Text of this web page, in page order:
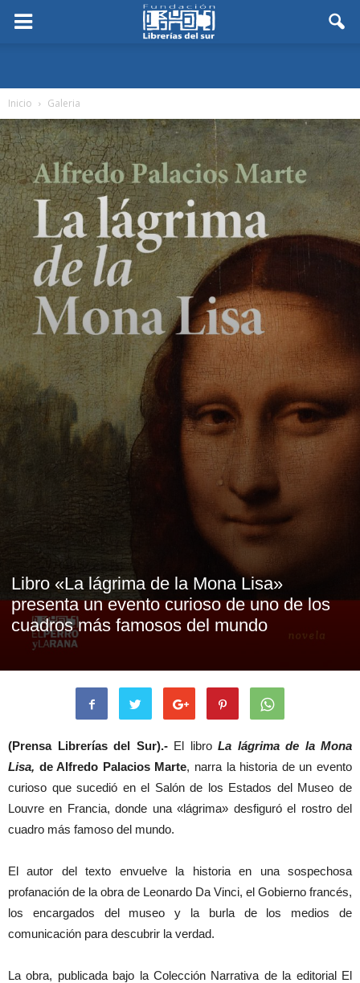
Inicio Galeria
Libro «La lágrima de la Mona Lisa»
presenta un evento curioso de uno de los
cuadros más famosos del mundo
(Prensa Librerías del Sur).- El libro La lágrima de la Mona
Lisa, de Alfredo Palacios Marte, narra la historia de un evento
curioso que sucedió en el Salón de los Estados del Museo de
Louvre en Francia, donde una «lágrima» desfiguró el rostro del
cuadro más famoso del mundo.
El autor del texto envuelve la historia en una sospechosa
profanación de la obra de Leonardo Da Vinci, el Gobierno francés,
los encargados del museo y la burla de los medios de
comunicación para descubrir la verdad.
La obra, publicada bajo la Colección Narrativa de la editorial El